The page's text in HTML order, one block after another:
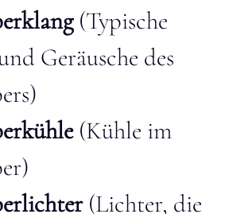
(Typische
Geräusche des
(Kühle im
(Lichter, die